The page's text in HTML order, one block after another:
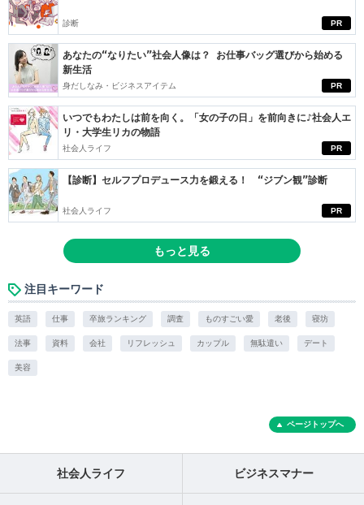
PR
診断
PR
あなたの“なりたい”社会人像は？ お仕事バッグ選びから始める
新生活
身だしなみ・ビジネスアイテム
PR
いつでもわたしは前を向く。「女の子の日」を前向きに♪社会人エ
リ・大学生リカの物語
社会人ライフ
PR
【診断】セルフプロデュース力を鍛える！ “ジブン観”診断
社会人ライフ
もっと見る
注目キーワード
英語 仕事 卒旅ランキング 調査 ものすごい愛 老後 寝坊
法事 資料 会社 リフレッシュ カップル 無駄遣い デート
美容
ページトップへ
社会人ライフ ビジネスマナー